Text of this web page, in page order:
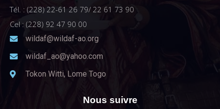
Tél. : (228) 22-61 26 79/ 22 61 73 90
Cel : (228) 92 47 90 00
wildaf@wildaf-ao.org
wildaf_ao@yahoo.com
Tokon Witti, Lome Togo
Nous suivre